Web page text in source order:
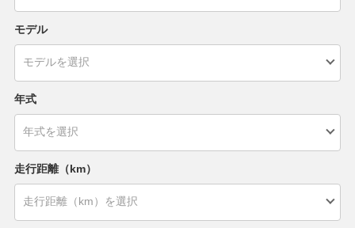
モデル
年式
走行距離（km）